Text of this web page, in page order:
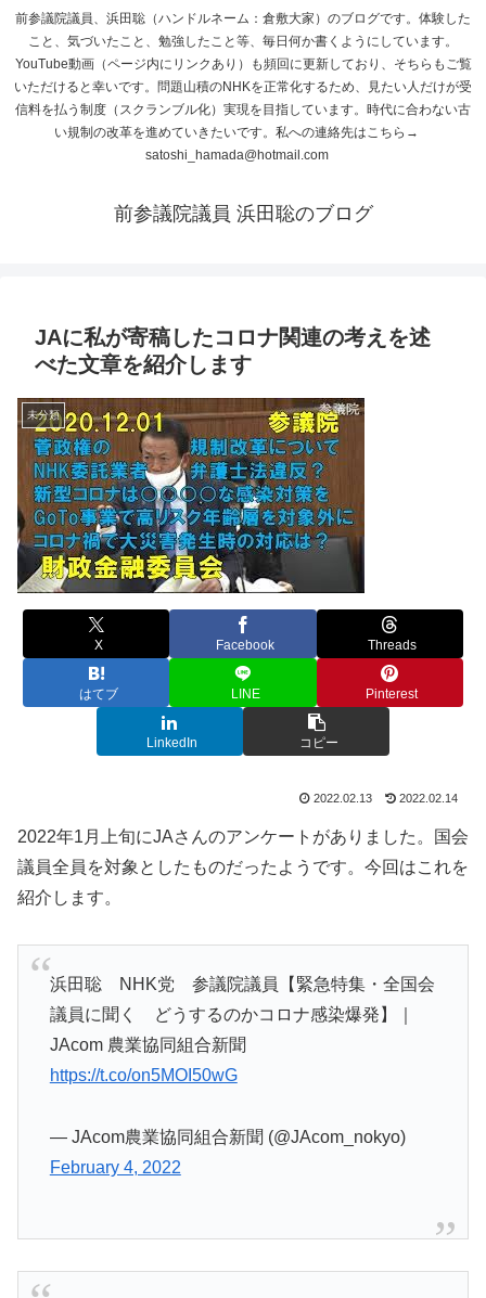
前参議院議員、浜田聡（ハンドルネーム：倉敷大家）のブログです。体験した
こと、気づいたこと、勉強したこと等、毎日何か書くようにしています。
YouTube動画（ページ内にリンクあり）も頻回に更新しており、そちらもご覧
いただけると幸いです。問題山積のNHKを正常化するため、見たい人だけが受
信料を払う制度（スクランブル化）実現を目指しています。時代に合わない古
い規制の改革を進めていきたいです。私への連絡先はこちら→
satoshi_hamada@hotmail.com
前参議院議員 浜田聡のブログ
JAに私が寄稿したコロナ関連の考えを述
べた文章を紹介します
未分類
X Facebook Threads
はてブ LINE Pinterest
LinkedIn コピー
2022.02.13 2022.02.14
2022年1月上旬にJAさんのアンケートがありました。国会
議員全員を対象としたものだったようです。今回はこれを
紹介します。
浜田聡 NHK党 参議院議員【緊急特集・全国会
議員に聞く どうするのかコロナ感染爆発】｜
JAcom 農業協同組合新聞
https://t.co/on5MOI50wG
— JAcom農業協同組合新聞 (@JAcom_nokyo)
February 4, 2022